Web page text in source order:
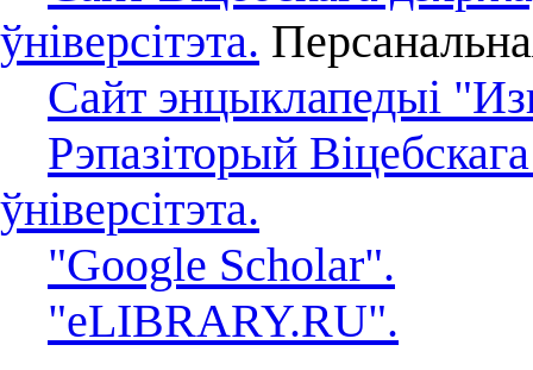
ўніверсітэта.
Сайт энцыклапедыі
Рэпазіторый
ўніверсітэта.
"Google Scholar".
"eLIBRARY.RU".